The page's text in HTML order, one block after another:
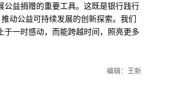
益捐赠的重要工具。这既是银行践行
动公益可持续发展的创新探索。我们
一时感动，而能跨越时间，照亮更多
编辑：王新